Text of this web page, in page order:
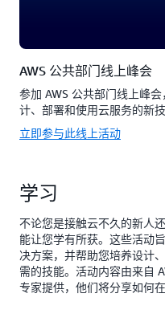
AWS 公共部门线上峰会
参加 AWS 公共部门线上峰
计、部署和使用云服务的新
立即参与此线上活动
学习
不论您是接触云不久的新人
能让您学有所获。这些活动
决方案，并帮助您培养设计
需的技能。活动内容由来自
专家提供，他们将分享如何